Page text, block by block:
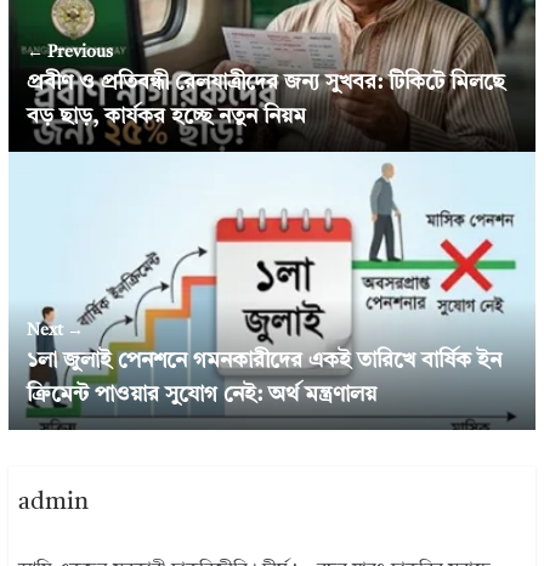
← Previous
প্রবীণ ও প্রতিবন্ধী রেলযাত্রীদের জন্য সুখবর: টিকিটে মিলছে
বড় ছাড়, কার্যকর হচ্ছে নতুন নিয়ম
Next →
১লা জুলাই পেনশনে গমনকারীদের একই তারিখে বার্ষিক ইন
ক্রিমেন্ট পাওয়ার সুযোগ নেই: অর্থ মন্ত্রণালয়
admin